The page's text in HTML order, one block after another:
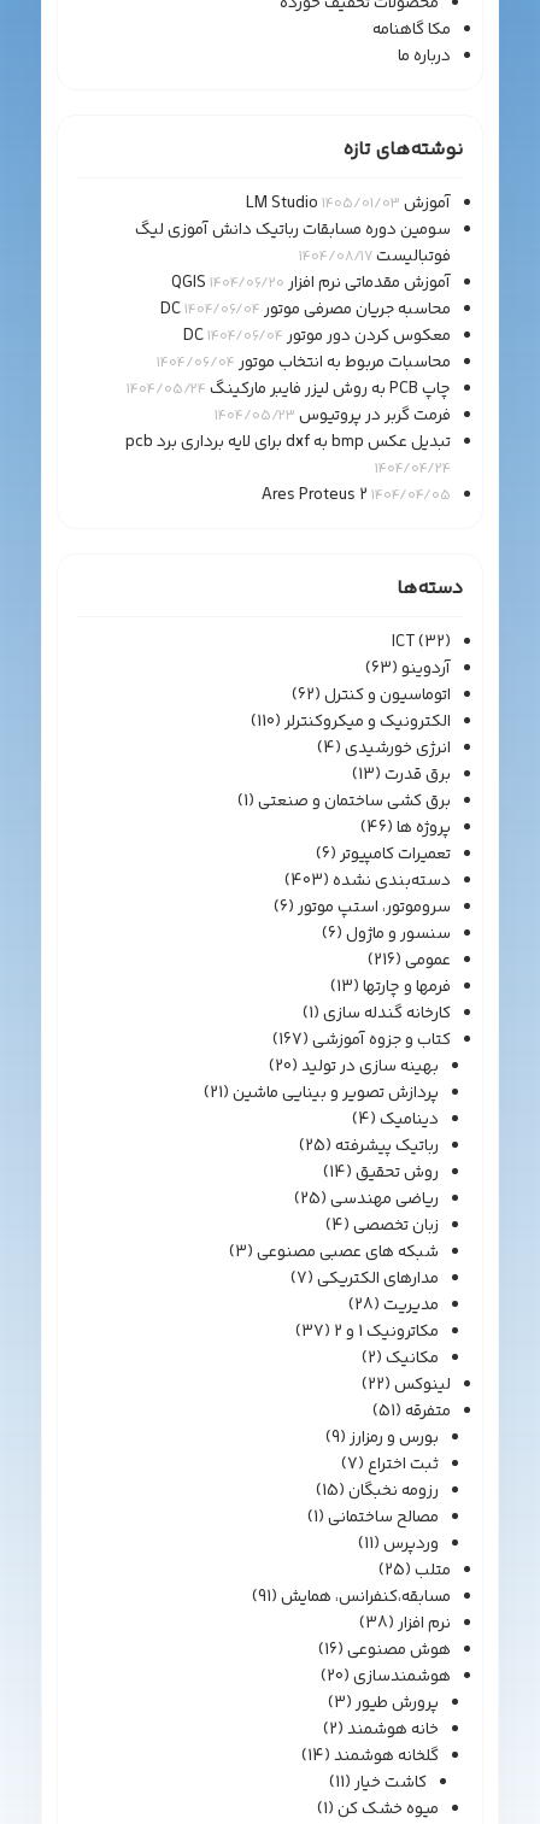
مکا گاهنامه
درباره ما
نوشته‌های تازه
آموزش LM Studio 1405/01/03
سومین دوره مسابقات رباتیک دانش آموزی لیگ
فوتبالیست1404/08/17
آموزش مقدماتی نرم افزار QGIS1404/06/20
محاسبه جریان مصرفی موتور DC1404/06/04
معکوس کردن دور موتور DC1404/06/04
محاسبات مربوط به انتخاب موتور 1404/06/04
چاپ PCB به روش لیزر فایبر مارکینگ 1404/05/24
فرمت گربر در پروتیوس 1404/05/23
تبدیل عکس bmp به dxf برای لایه برداری برد pcb
1404/04/24
Ares Proteus 2 1404/04/05
دسته‌ها
ICT(32)
آردوینو(63)
اتوماسیون و کنترل(62)
الکترونیک و میکروکنترلر(110)
انرژی خورشیدی(4)
برق قدرت(13)
برق کشی ساختمان و صنعتی(1)
پروژه ها(46)
تعمیرات کامپیوتر(6)
دسته‌بندی نشده(403)
سروموتور، استپ موتور(6)
سنسور و ماژول(6)
عمومی(216)
فرمها و چارتها(13)
کارخانه گندله سازی(1)
کتاب و جزوه آموزشی(167)
بهینه سازی در تولید(20)
پردازش تصویر و بینایی ماشین(21)
دینامیک(4)
رباتیک پیشرفته(25)
روش تحقیق(14)
ریاضی مهندسی(25)
زبان تخصصی(4)
شبکه های عصبی مصنوعی(3)
مدارهای الکتریکی(7)
مدیریت(28)
مکاترونیک 1 و 2
(37)
مکانیک(2)
لینوکس(22)
متفرقه(51)
بورس و رمزارز(9)
ثبت اختراع(7)
رزومه نخبگان(15)
مصالح ساختمانی(1)
وردپرس(11)
متلب(25)
مسابقه،کنفرانس، همایش(91)
نرم افزار(38)
هوش مصنوعی(16)
هوشمندسازی(20)
پرورش طیور(3)
خانه هوشمند(2)
گلخانه هوشمند(14)
کاشت خیار(11)
میوه خشک کن(1)